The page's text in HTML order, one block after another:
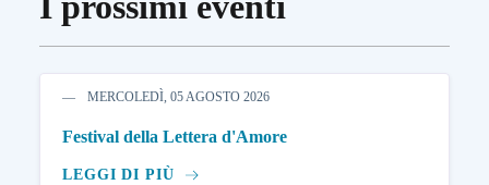
MERCOLEDÌ, 05 AGOSTO 2026
Festival della Lettera d'Amore
LEGGI DI PIÙ